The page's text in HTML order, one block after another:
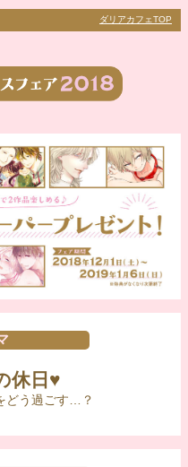
ダリアカフェTOP
休日♥
どう過ごす…？